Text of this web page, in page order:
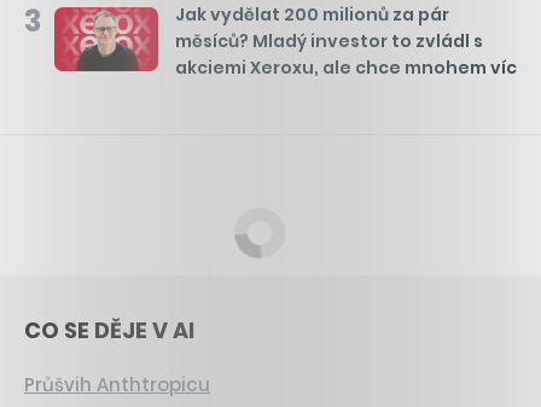
3
Jak vydělat 200 milionů za pár
měsíců? Mladý investor to zvládl s
akciemi Xeroxu, ale chce mnohem víc
CO SE DĚJE V AI
Průšvih Anthtropicu